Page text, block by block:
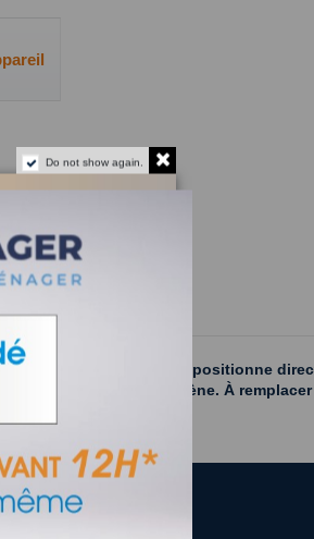
système ¼ de tour. Il se positionne
une meilleure hygiène. À
Do not show again.